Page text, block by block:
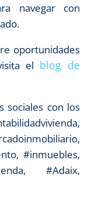
navegar con
oportunidades
el blog de
sociales con los
#inmuebles,
#Adaix,